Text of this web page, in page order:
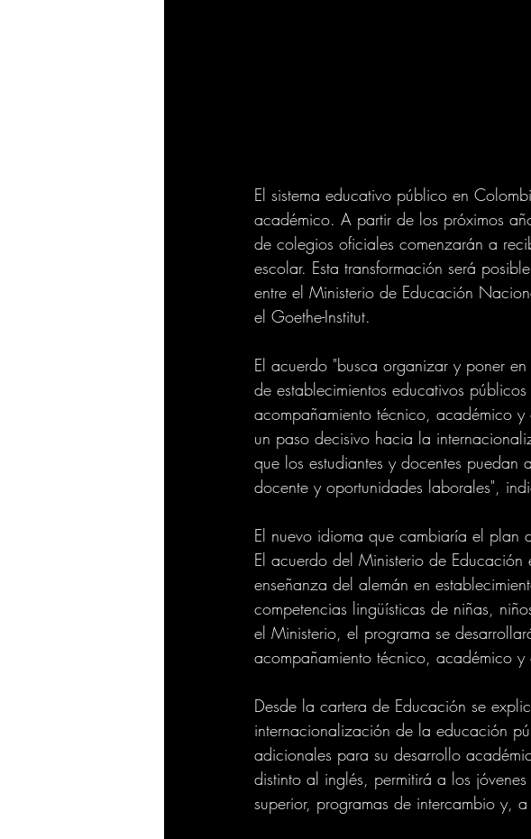
El sistema educativo público en
académico. A partir de los próximos
de colegios oficiales comenzarán a
escolar. Esta transformación será
entre el Ministerio de Educación
el Goethe-Institut.
El acuerdo "busca organizar y poner
de establecimientos educativos
acompañamiento técnico, académico
un paso decisivo hacia la
que los estudiantes y docentes
docente y oportunidades laborales",
El nuevo idioma que cambiaría el plan
El acuerdo del Ministerio de
enseñanza del alemán en
competencias lingüísticas de niñas,
el Ministerio, el programa se
acompañamiento técnico, académico
Desde la cartera de Educación se
internacionalización de la educación
adicionales para su desarrollo
distinto al inglés, permitirá a los
superior, programas de intercambio y,